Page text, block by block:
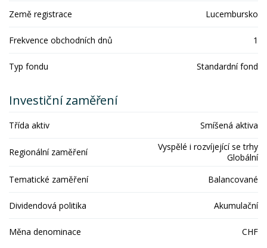
Země registrace Lucembursko
Frekvence obchodních dnů 1
Typ fondu Standardní fond
Investiční zaměření
Třída aktiv Smíšená aktiva
Regionální zaměření
Vyspělé i rozvíjející se trhy
Globální
Tematické zaměření
Balancované
Dividendová politika Akumulační
Měna denominace CHF